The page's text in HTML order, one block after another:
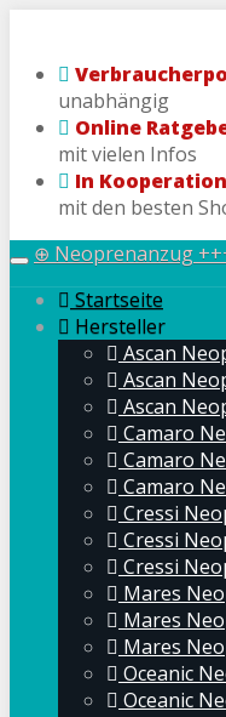
main
contentunabhängig
Online
mit vielen Infos
In Kooperation
mit den besten
Toggle
navigation
⊕ Neoprenanzug
Startseite
Hersteller
Ascan
Ascan
Ascan
Camaro
Camaro
Camaro
Cressi
Cressi
Cressi
Mares
Mares
Mares
Oceanic
Oceanic